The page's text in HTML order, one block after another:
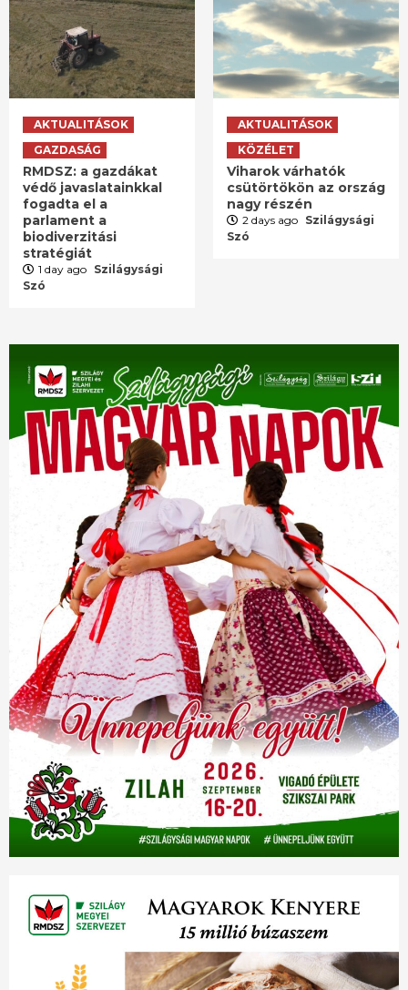
AKTUALITÁSOK
GAZDASÁG
RMDSZ: a gazdákat
védő javaslatainkkal
fogadta el a
parlament a
biodiverzitási
stratégiát
1 day ago Szilágysági
Szó
AKTUALITÁSOK
KÖZÉLET
Viharok várhatók
csütörtökön az ország
nagy részén
2 days ago Szilágysági
Szó